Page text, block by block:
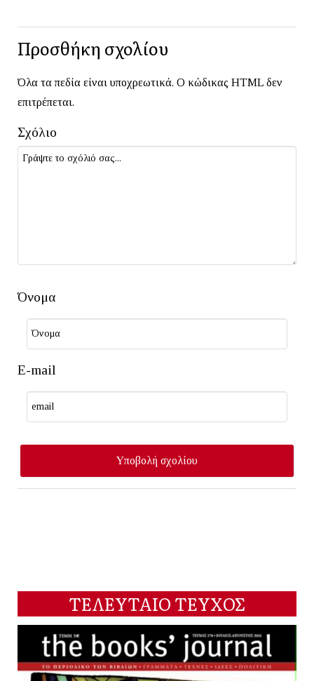
Προσθήκη σχολίου
Όλα τα πεδία είναι υποχρεωτικά. Ο κώδικας HTML δεν
επιτρέπεται.
Σχόλιο
Όνομα
E-mail
ΤΕΛΕΥΤΑΙΟ ΤΕΥΧΟΣ